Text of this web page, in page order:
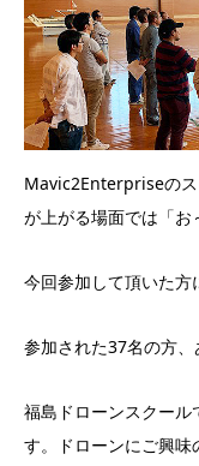
Mavic2Enterpriseの
が上がる場面では「お
今回参加して頂いた方
参加された37名の方、
福島ドローンスクール
す。ドローンにご興